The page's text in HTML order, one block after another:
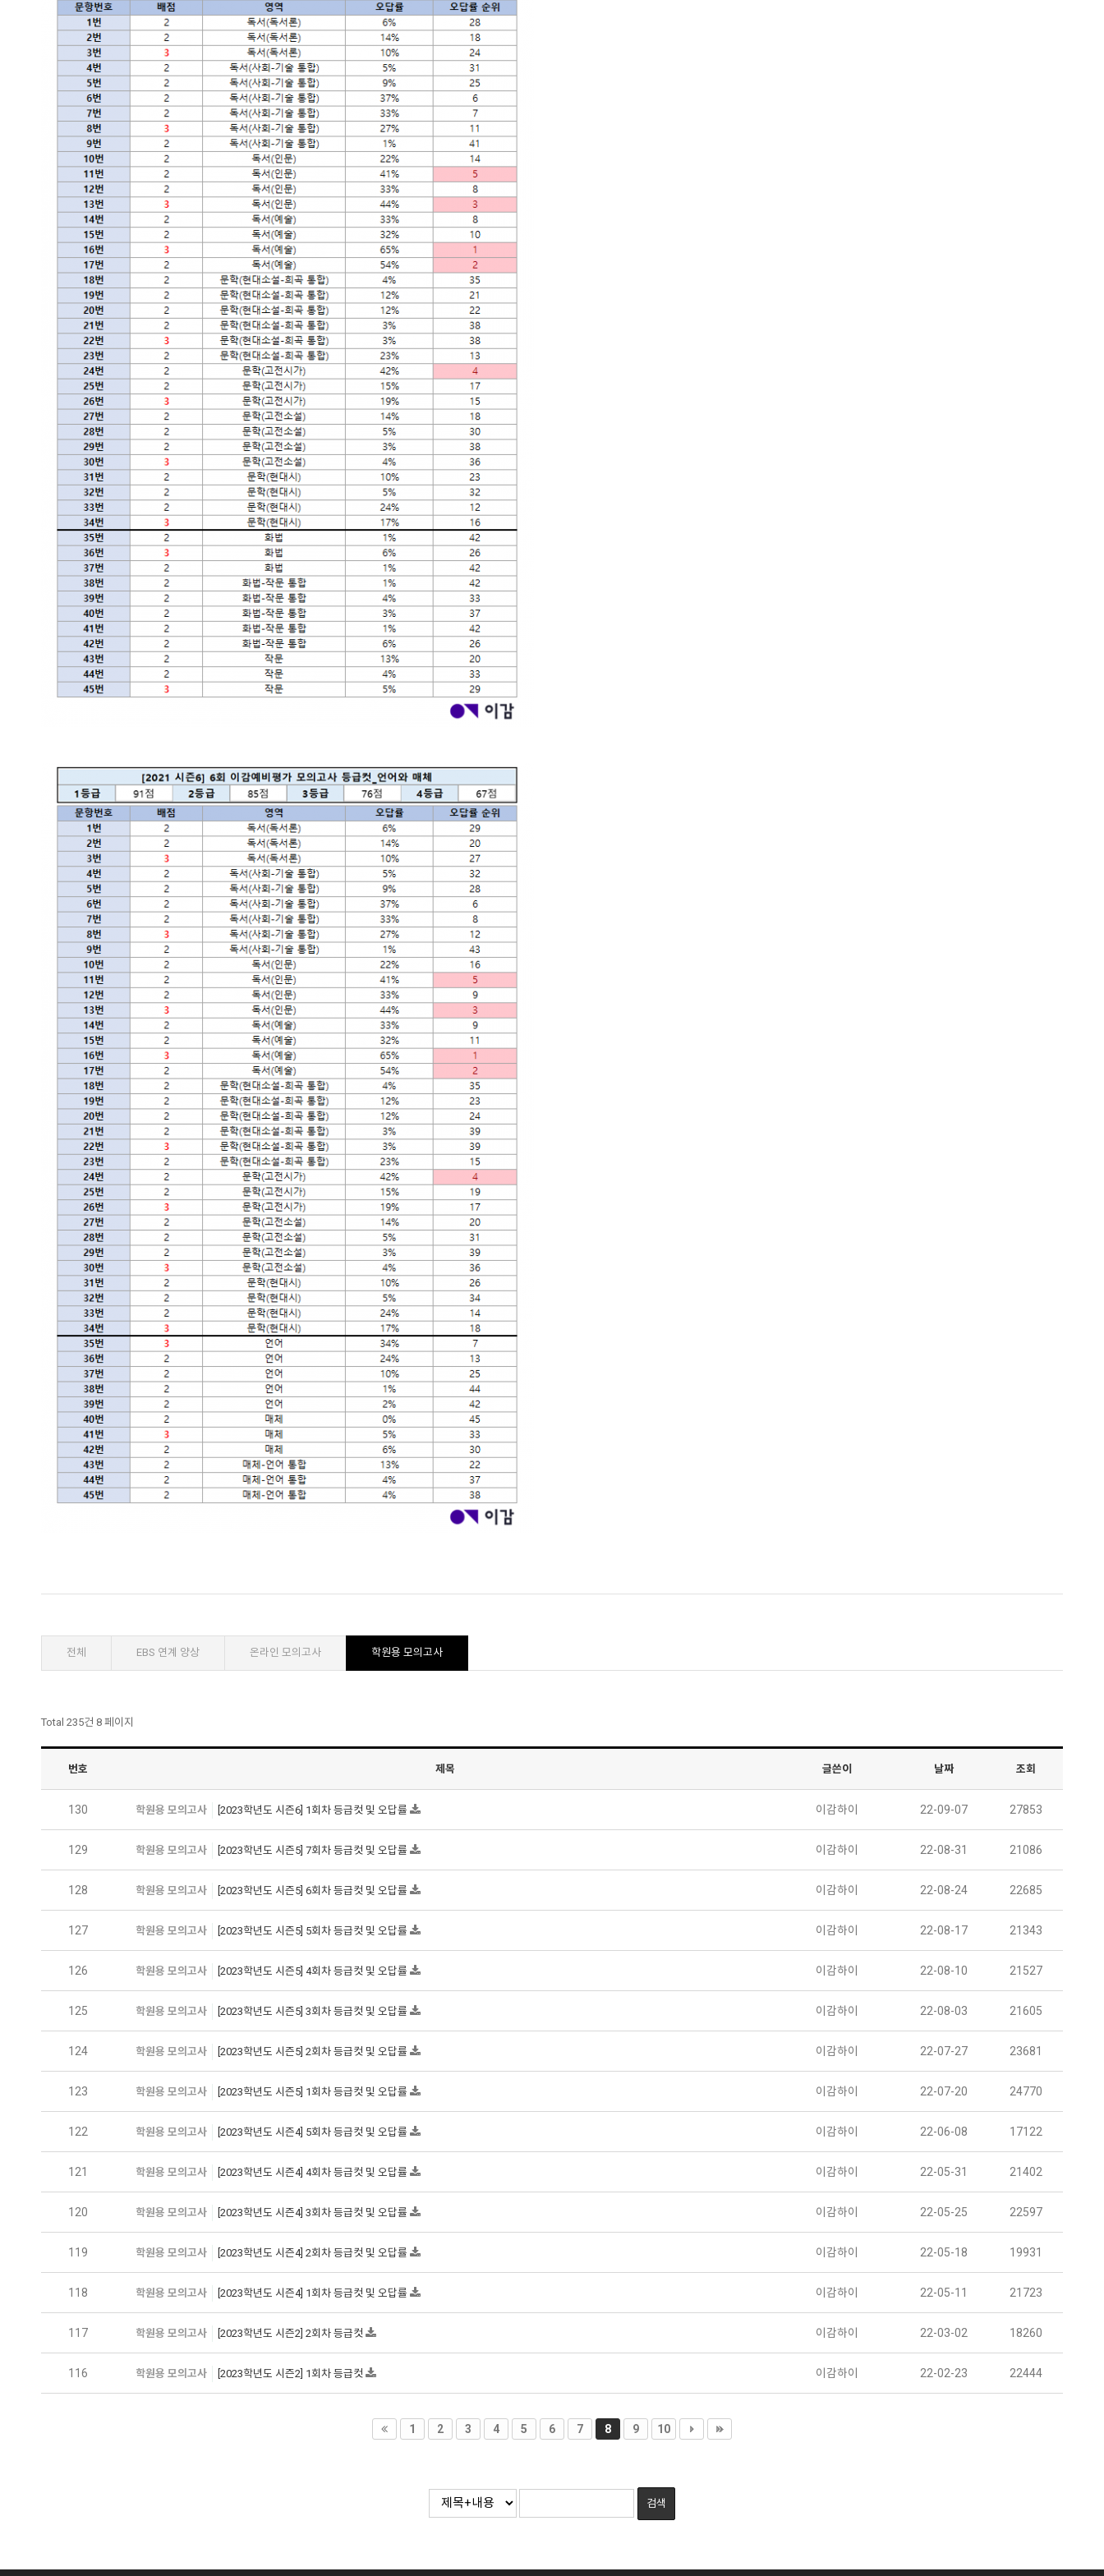
전체 EBS 연계 양상 온라인 모의고사 학원용 모의고사
Total 235건 8 페이지
번호 제목 글쓴이 날짜 조회
130 학원용 모의고사 [2023학년도 시즌6] 1회차 등급컷 및 오답률 이감하이 22-09-07 27853
129 학원용 모의고사 [2023학년도 시즌5] 7회차 등급컷 및 오답률 이감하이 22-08-31 21086
128 학원용 모의고사 [2023학년도 시즌5] 6회차 등급컷 및 오답률 이감하이 22-08-24 22685
127 학원용 모의고사 [2023학년도 시즌5] 5회차 등급컷 및 오답률 이감하이 22-08-17 21343
126 학원용 모의고사 [2023학년도 시즌5] 4회차 등급컷 및 오답률 이감하이 22-08-10 21527
125 학원용 모의고사 [2023학년도 시즌5] 3회차 등급컷 및 오답률 이감하이 22-08-03 21605
124 학원용 모의고사 [2023학년도 시즌5] 2회차 등급컷 및 오답률 이감하이 22-07-27 23681
123 학원용 모의고사 [2023학년도 시즌5] 1회차 등급컷 및 오답률 이감하이 22-07-20 24770
122 학원용 모의고사 [2023학년도 시즌4] 5회차 등급컷 및 오답률 이감하이 22-06-08 17122
121 학원용 모의고사 [2023학년도 시즌4] 4회차 등급컷 및 오답률 이감하이 22-05-31 21402
120 학원용 모의고사 [2023학년도 시즌4] 3회차 등급컷 및 오답률 이감하이 22-05-25 22597
119 학원용 모의고사 [2023학년도 시즌4] 2회차 등급컷 및 오답률 이감하이 22-05-18 19931
118 학원용 모의고사 [2023학년도 시즌4] 1회차 등급컷 및 오답률 이감하이 22-05-11 21723
117 학원용 모의고사 [2023학년도 시즌2] 2회차 등급컷 이감하이 22-03-02 18260
116 학원용 모의고사 [2023학년도 시즌2] 1회차 등급컷 이감하이 22-02-23 22444
1 2 3 4 5 6 7 8 9 10